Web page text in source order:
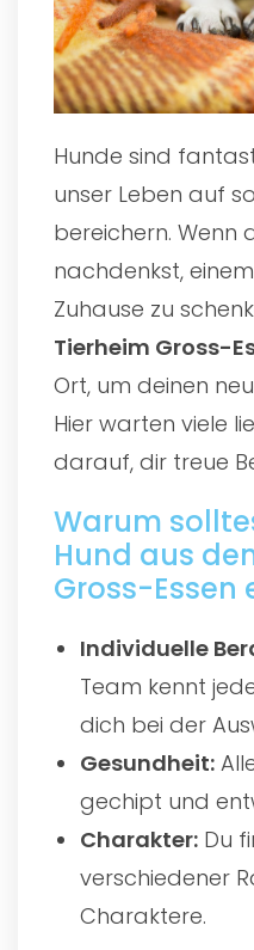
Hunde sind
unser Leben auf
bereichern. Wenn
nachdenkst,
Zuhause zu
Tierheim Gross-
Ort, um deinen
Hier warten viele
darauf, dir treue
Warum
Hund aus
Gross-Essen
Individuelle
Team kennt
dich bei der
Gesundheit:
gechipt und
Charakter: Du
verschiedener
Charaktere.